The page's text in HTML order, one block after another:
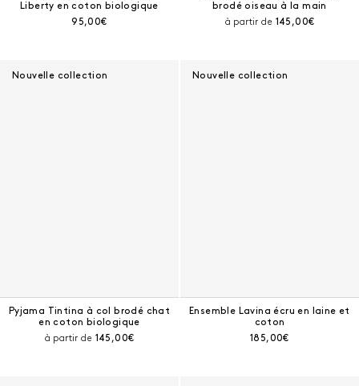
Liberty en coton biologique
Prix courant :
95,00€
brodé oiseau à la main
à partir de Prix courant :
145,00€
Nouvelle collection
Pyjama Tintina à col brodé chat
en coton biologique
à partir de Prix courant :
145,00€
Nouvelle collection
Ensemble Lavina écru en laine et
coton
Prix courant :
185,00€